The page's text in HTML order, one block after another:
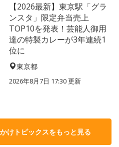
【2026最新】東京駅「グラ
ンスタ」限定弁当売上
TOP10を発表！芸能人御用
達の特製カレーが3年連続1
位に
東京都
2026年8月7日 17:30更新
けトピックスをもっと見る